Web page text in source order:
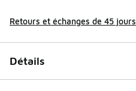
Retours et échanges de 45 jours
Détails